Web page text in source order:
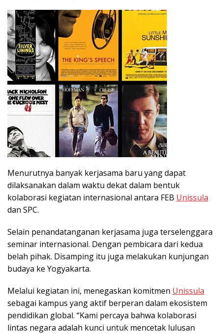
Menurutnya banyak kerjasama baru yang dapat
dilaksanakan dalam waktu dekat dalam bentuk
kolaborasi kegiatan internasional antara FEB Unissula
dan SPC.
Selain penandatanganan kerjasama juga terselenggara
seminar internasional. Dengan pembicara dari kedua
belah pihak. Disamping itu juga melakukan kunjungan
budaya ke Yogyakarta.
Melalui kegiatan ini, menegaskan komitmen Unissula
sebagai kampus yang aktif berperan dalam ekosistem
pendidikan global. “Kami percaya bahwa kolaborasi
lintas negara adalah kunci untuk mencetak lulusan